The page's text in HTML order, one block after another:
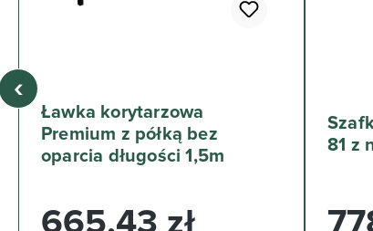
Ławka korytarzowa
Premium z półką bez
oparcia długości 1,5m
Cena regularna:
81 z
Cena
‹